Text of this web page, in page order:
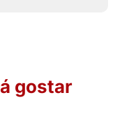
gostar